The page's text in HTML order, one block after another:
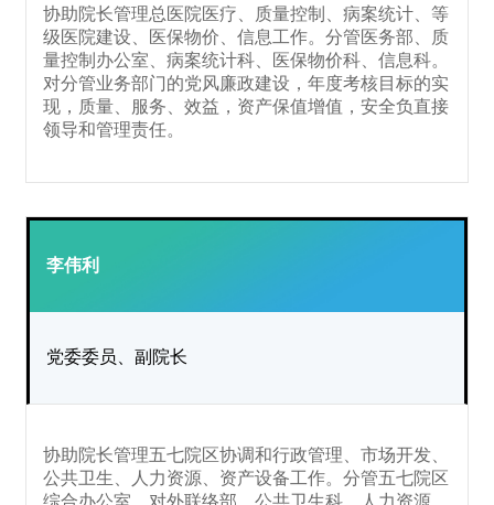
协助院长管理总医院医疗、质量控制、病案统计、等
级医院建设、医保物价、信息工作。分管医务部、质
量控制办公室、病案统计科、医保物价科、信息科。
对分管业务部门的党风廉政建设，年度考核目标的实
现，质量、服务、效益，资产保值增值，安全负直接
领导和管理责任。
李伟利
党委委员、副院长
协助院长管理五七院区协调和行政管理、市场开发、
公共卫生、人力资源、资产设备工作。分管五七院区
综合办公室、对外联络部、公共卫生科、人力资源